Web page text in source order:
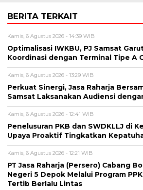
BERITA TERKAIT
Kamis, 6 Agustus 2026 - 14:39 WIB
Optimalisasi IWKBU, PJ Samsat
Koordinasi dengan Terminal Tipe A
Kamis, 6 Agustus 2026 - 13:29 WIB
Perkuat Sinergi, Jasa Raharja
Samsat Laksanakan Audiensi
Kamis, 6 Agustus 2026 - 12:41 WIB
Penelusuran PKB dan SWDKLLJ di
Upaya Proaktif Tingkatkan
Kamis, 6 Agustus 2026 - 12:21 WIB
PT Jasa Raharja (Persero) Cabang
Negeri 5 Depok Melalui Program
Tertib Berlalu Lintas